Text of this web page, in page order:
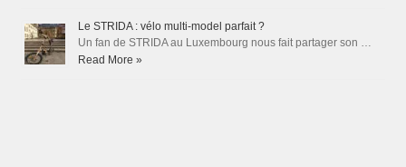
Le STRIDA : vélo multi-model parfait ?
Un fan de STRIDA au Luxembourg nous fait partager son …
Read More »